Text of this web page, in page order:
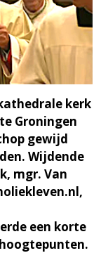
kerk
Groningen
gewijd
Wijdende
mgr. Van
een korte